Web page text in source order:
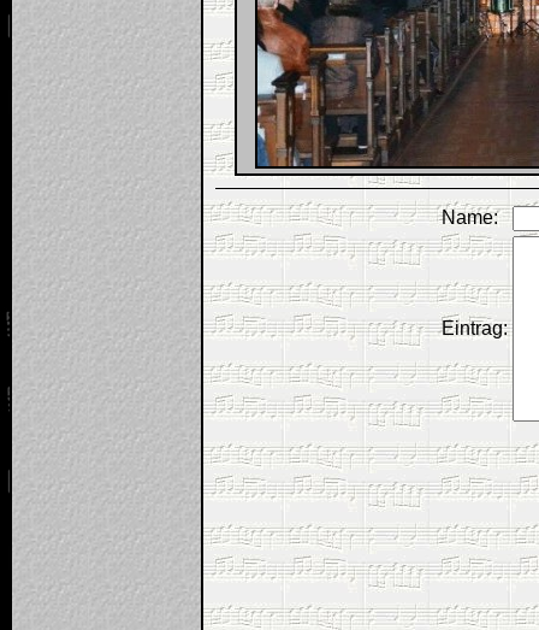
Name:
Eintrag: